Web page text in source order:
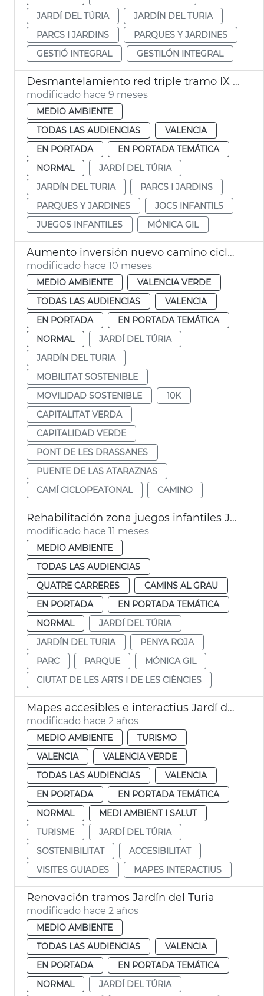
JARDÍ DEL TÚRIA
JARDÍN DEL TURIA
PARCS I JARDINS
PARQUES Y JARDINES
GESTIÓ INTEGRAL
GESTILÓN INTEGRAL
Desmantelamiento red triple tramo IX Jardí del Túria
modificado hace 9 meses
MEDIO AMBIENTE
TODAS LAS AUDIENCIAS
VALENCIA
EN PORTADA
EN PORTADA TEMÁTICA
NORMAL
JARDÍ DEL TÚRIA
JARDÍN DEL TURIA
PARCS I JARDINS
PARQUES Y JARDINES
JOCS INFANTILS
JUEGOS INFANTILES
MÓNICA GIL
Aumento inversión nuevo camino ciclopeatonal Jardín del Túria
modificado hace 10 meses
MEDIO AMBIENTE
VALENCIA VERDE
TODAS LAS AUDIENCIAS
VALENCIA
EN PORTADA
EN PORTADA TEMÁTICA
NORMAL
JARDÍ DEL TÚRIA
JARDÍN DEL TURIA
MOBILITAT SOSTENIBLE
MOVILIDAD SOSTENIBLE
10K
CAPITALITAT VERDA
CAPITALIDAD VERDE
PONT DE LES DRASSANES
PUENTE DE LAS ATARAZNAS
CAMÍ CICLOPEATONAL
CAMINO
Rehabilitación zona juegos infantiles Jardín del Túria València
modificado hace 11 meses
MEDIO AMBIENTE
TODAS LAS AUDIENCIAS
QUATRE CARRERES
CAMINS AL GRAU
EN PORTADA
EN PORTADA TEMÁTICA
NORMAL
JARDÍ DEL TÚRIA
JARDÍN DEL TURIA
PENYA ROJA
PARC
PARQUE
MÓNICA GIL
CIUTAT DE LES ARTS I DE LES CIÈNCIES
Mapes accesibles e interactius Jardí del Túria
modificado hace 2 años
MEDIO AMBIENTE
TURISMO
VALENCIA
VALENCIA VERDE
TODAS LAS AUDIENCIAS
VALENCIA
EN PORTADA
EN PORTADA TEMÁTICA
NORMAL
MEDI AMBIENT I SALUT
TURISME
JARDÍ DEL TÚRIA
SOSTENIBILITAT
ACCESIBILITAT
VISITES GUIADES
MAPES INTERACTIUS
Renovación tramos Jardín del Turia
modificado hace 2 años
MEDIO AMBIENTE
TODAS LAS AUDIENCIAS
VALENCIA
EN PORTADA
EN PORTADA TEMÁTICA
NORMAL
JARDÍ DEL TÚRIA